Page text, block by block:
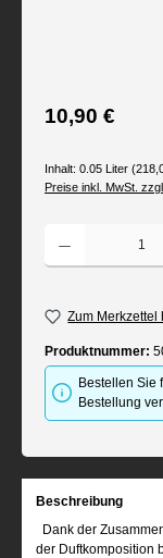
Regulärer Preis:
10,90 €
Inhalt: 0.05 Liter
Preise inkl. MwSt.
Produkt Anzahl: Gib
Zum Merkzettel
Produktnummer:
Bestellen Sie
Bestellung
Beschreibung
Dank der
der Duftkomposition